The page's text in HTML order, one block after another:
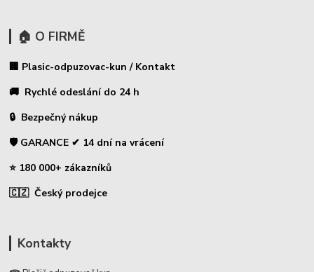
🏠 O FIRMĚ
🏢 Plasic-odpuzovac-kun / Kontakt
🚚 Rychlé odeslání do 24 h
🔒 Bezpečný nákup
🛡️ GARANCE ✔ 14 dní na vrácení
⭐ 180 000+ zákazníků
🇨🇿 Český prodejce
Kontakty